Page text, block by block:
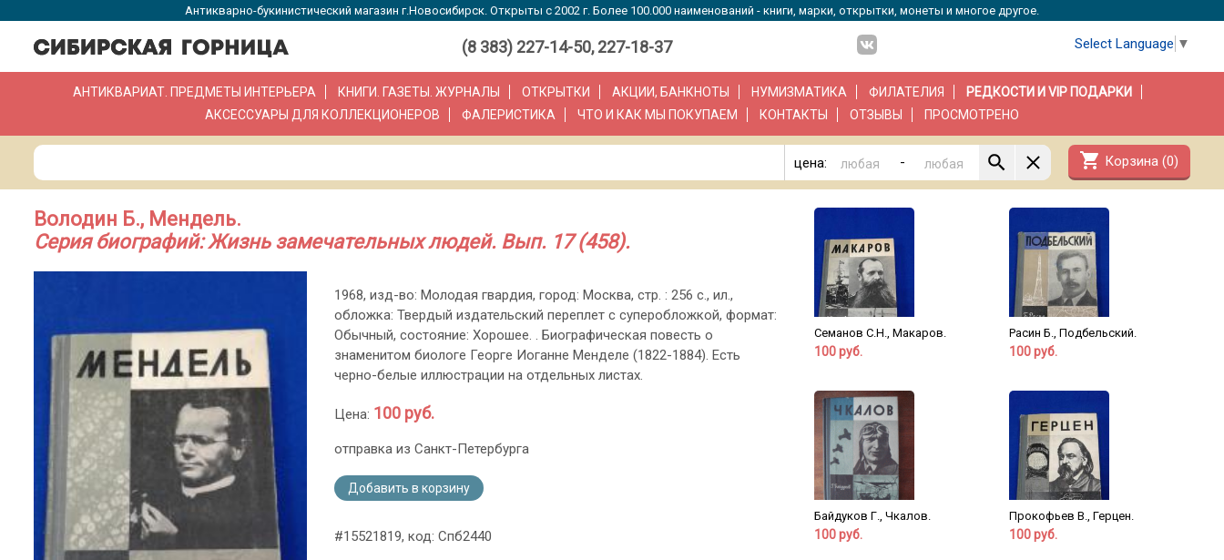
Антикварно-букинистический магазин г.Новосибирск. Открыты с 2002 г. Более 100.000 наименований - книги, марки, открытки, монеты и многое другое.
(8 383) 227-14-50, 227-18-37 Select Language ▼
АНТИКВАРИАТ. ПРЕДМЕТЫ ИНТЕРЬЕРА КНИГИ. ГАЗЕТЫ. ЖУРНАЛЫ ОТКРЫТКИ АКЦИИ, БАНКНОТЫ НУМИЗМАТИКА ФИЛАТЕЛИЯ
РЕДКОСТИ И VIP ПОДАРКИ
АКСЕССУАРЫ ДЛЯ КОЛЛЕКЦИОНЕРОВ
ФАЛЕРИСТИКА ЧТО И КАК МЫ ПОКУПАЕМ КОНТАКТЫ ОТЗЫВЫ ПРОСМОТРЕНО
цена: - shopping_cart Корзина (0)
Володин Б., Мендель.
Серия биографий: Жизнь замечательных людей. Вып. 17 (458).
1968, изд-во: Молодая гвардия, город: Москва, стр. : 256 с., ил.,
обложка: Твердый издательский переплет с суперобложкой, формат:
Обычный, состояние: Хорошее. . Биографическая повесть о
знаменитом биологе Георге Иоганне Менделе (1822-1884). Есть
черно-белые иллюстрации на отдельных листах.
Цена: 100 руб.
отправка из Санкт-Петербурга
Добавить в корзину
#15521819, код: Спб2440
Семанов С.Н., Макаров.
100 руб.
Расин Б., Подбельский.
100 руб.
Байдуков Г., Чкалов.
100 руб.
Прокофьев В., Герцен.
100 руб.